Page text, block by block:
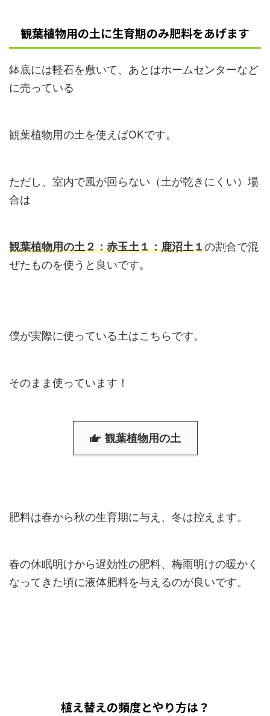
観葉植物用の土に生育期のみ肥料をあげます
鉢底には軽石を敷いて、あとはホームセンターなど
に売っている
観葉植物用の土を使えばOKです。
ただし、室内で風が回らない（土が乾きにくい）場
合は
観葉植物用の土２：赤玉土１：鹿沼土１の割合で混
ぜたものを使うと良いです。
僕が実際に使っている土はこちらです。
そのまま使っています！
観葉植物用の土
肥料は春から秋の生育期に与え、冬は控えます。
春の休眠明けから遅効性の肥料、梅雨明けの暖かく
なってきた頃に液体肥料を与えるのが良いです。
植え替えの頻度とやり方は？